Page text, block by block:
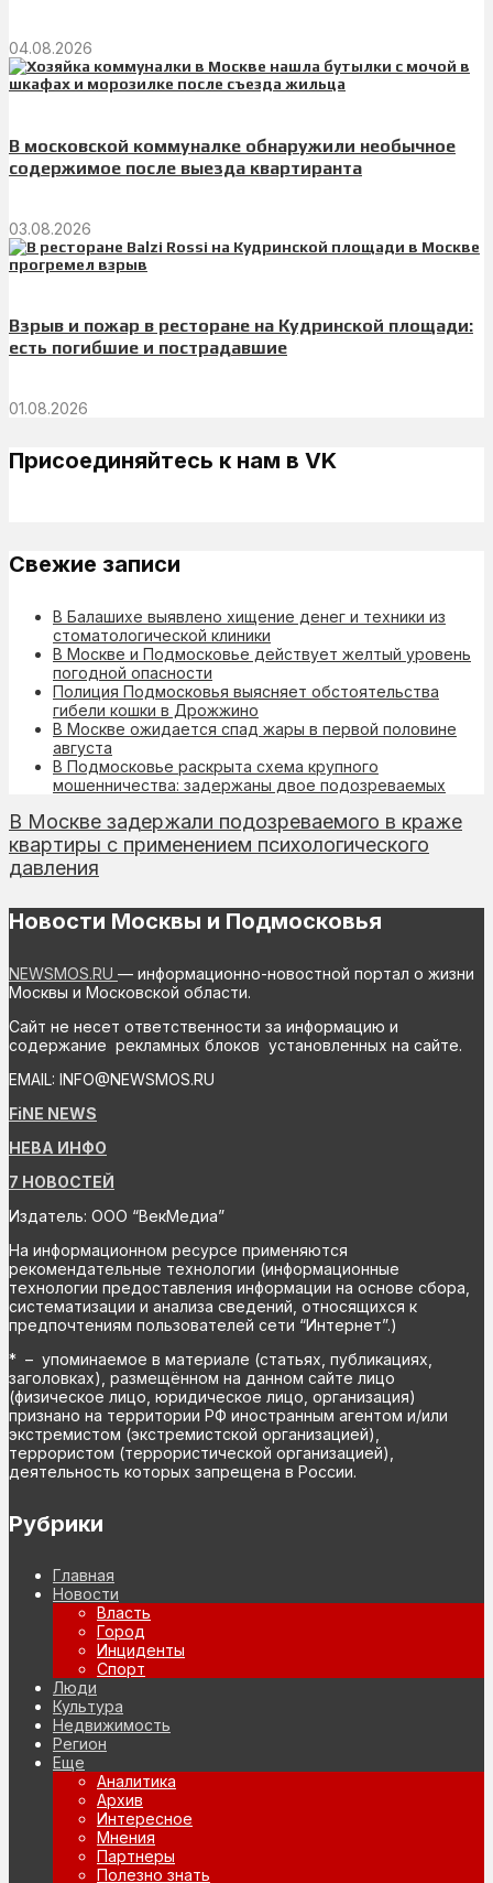
04.08.2026
В московской коммуналке обнаружили необычное
содержимое после выезда квартиранта
03.08.2026
Взрыв и пожар в ресторане на Кудринской площади:
есть погибшие и пострадавшие
01.08.2026
Присоединяйтесь к нам в VK
Свежие записи
В Балашихе выявлено хищение денег и техники из
стоматологической клиники
В Москве и Подмосковье действует желтый уровень
погодной опасности
Полиция Подмосковья выясняет обстоятельства
гибели кошки в Дрожжино
В Москве ожидается спад жары в первой половине
августа
В Подмосковье раскрыта схема крупного
мошенничества: задержаны двое подозреваемых
В Москве задержали подозреваемого в краже
квартиры с применением психологического
давления
Новости Москвы и Подмосковья
NEWSMOS.RU — информационно-новостной портал о жизни
Москвы и Московской области.
Сайт не несет ответственности за информацию и
содержание рекламных блоков установленных на сайте.
EMAIL: INFO@NEWSMOS.RU
FiNE NEWS
НЕВА ИНФО
7 НОВОСТЕЙ
Издатель: ООО “ВекМедиа”
На информационном ресурсе применяются
рекомендательные технологии (информационные
технологии предоставления информации на основе сбора,
систематизации и анализа сведений, относящихся к
предпочтениям пользователей сети “Интернет”.)
* – упоминаемое в материале (статьях, публикациях,
заголовках), размещённом на данном сайте лицо
(физическое лицо, юридическое лицо, организация)
признано на территории РФ иностранным агентом и/или
экстремистом (экстремистской организацией),
террористом (террористической организацией),
деятельность которых запрещена в России.
Рубрики
Главная
Новости
Власть
Город
Инциденты
Спорт
Люди
Культура
Недвижимость
Регион
Еще
Аналитика
Архив
Интересное
Мнения
Партнеры
Полезно знать